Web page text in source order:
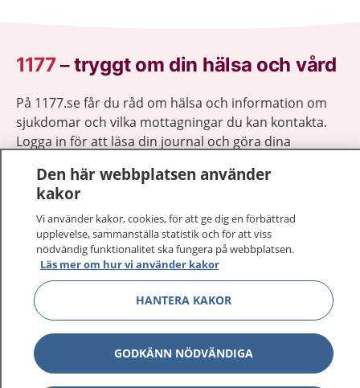
1177–tryggt om din hälsa och vård
På 1177.se får du råd om hälsa och information om
sjukdomar och vilka mottagningar du kan kontakta.
Logga in för att läsa din journal och göra dina
sjukvårdsrådgivning dygnet runt.
1177 ger dig råd när du vill må bättre.
1177 på flera språk Visa
Om 1177 Visa
Den här webbplatsen använder
kakor
Vi använder kakor, cookies, för att ge dig en förbättrad
upplevelse, sammanställa statistik och för att viss
nödvändig funktionalitet ska fungera på webbplatsen.
Läs mer om hur vi använder kakor
HANTERA KAKOR
GODKÄNN NÖDVÄNDIGA